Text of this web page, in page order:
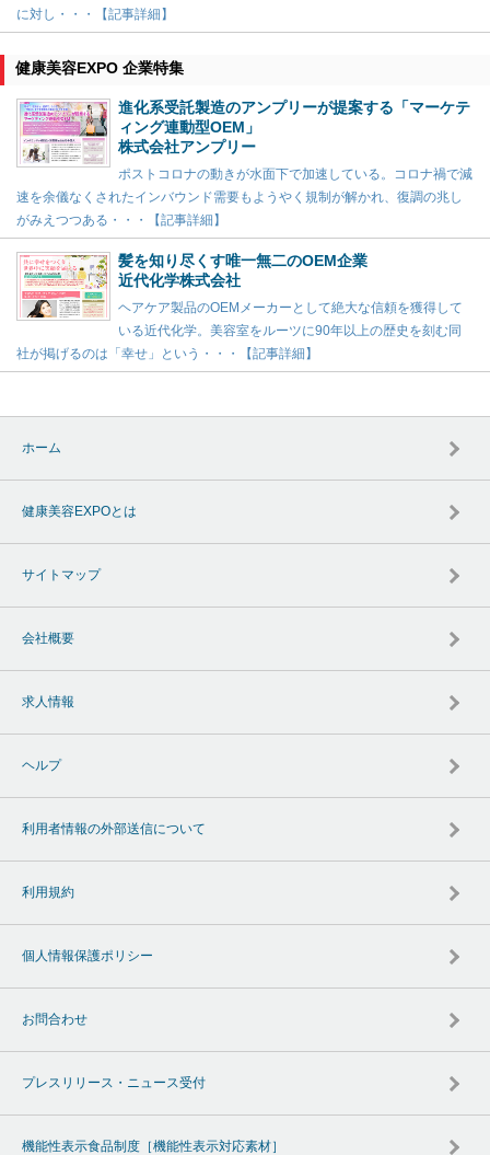
に対し・・・【記事詳細】
健康美容EXPO 企業特集
進化系受託製造のアンプリーが提案する「マーケテ
ィング連動型OEM」
株式会社アンプリー
ポストコロナの動きが水面下で加速している。コロナ禍で減
速を余儀なくされたインバウンド需要もようやく規制が解かれ、復調の兆し
がみえつつある・・・【記事詳細】
髪を知り尽くす唯一無二のOEM企業
近代化学株式会社
ヘアケア製品のOEMメーカーとして絶大な信頼を獲得して
いる近代化学。美容室をルーツに90年以上の歴史を刻む同
社が掲げるのは「幸せ」という・・・【記事詳細】
ホーム
健康美容EXPOとは
サイトマップ
会社概要
求人情報
ヘルプ
利用者情報の外部送信について
利用規約
個人情報保護ポリシー
お問合わせ
プレスリリース・ニュース受付
機能性表示食品制度［機能性表示対応素材］